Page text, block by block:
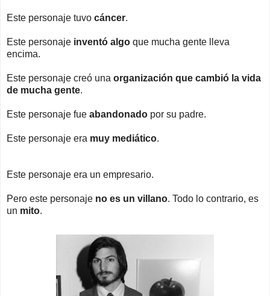
Este personaje tuvo cáncer.
Este personaje inventó algo que mucha gente lleva
encima.
Este personaje creó una organización que cambió la vida
de mucha gente.
Este personaje fue abandonado por su padre.
Este personaje era muy mediático.
Este personaje era un empresario.
Pero este personaje no es un villano. Todo lo contrario, es
un mito.